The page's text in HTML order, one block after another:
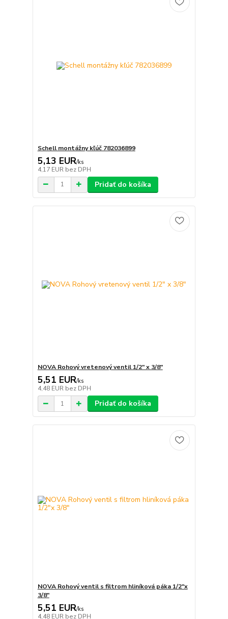
Schell montážny kľúč 782036899
5,13 EUR/ks
4,17 EUR bez DPH
Pridať do košíka
NOVA Rohový vretenový ventil 1/2" x 3/8"
5,51 EUR/ks
4,48 EUR bez DPH
Pridať do košíka
NOVA Rohový ventil s filtrom hliníková páka 1/2"x
3/8"
5,51 EUR/ks
4,48 EUR bez DPH